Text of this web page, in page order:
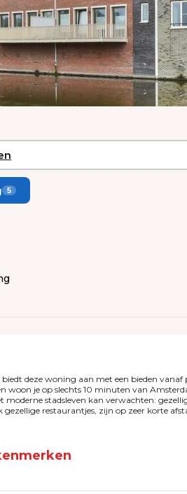
5
biedt deze woning aan met een bieden vanaf
woon je op slechts 10 minuten van
moderne stadsleven kan verwachten:
restaurantjes, zijn op zeer korte